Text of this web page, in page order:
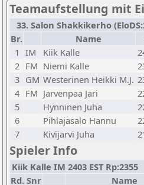
Teamaufstellung mit
33. Salon Shakkikerho
Br.
Name
1 IM Kiik Kalle
2 FM Niemi Kalle
3 GM Westerinen Heikki M.J.
4 FM Jarvenpaa Jari
5
Hynninen Juha
6
Pihlajasalo Hannu
7
Kivijarvi Juha
Spieler Info
Kiik Kalle IM 2403 EST Rp:2355
Rd. Snr Name